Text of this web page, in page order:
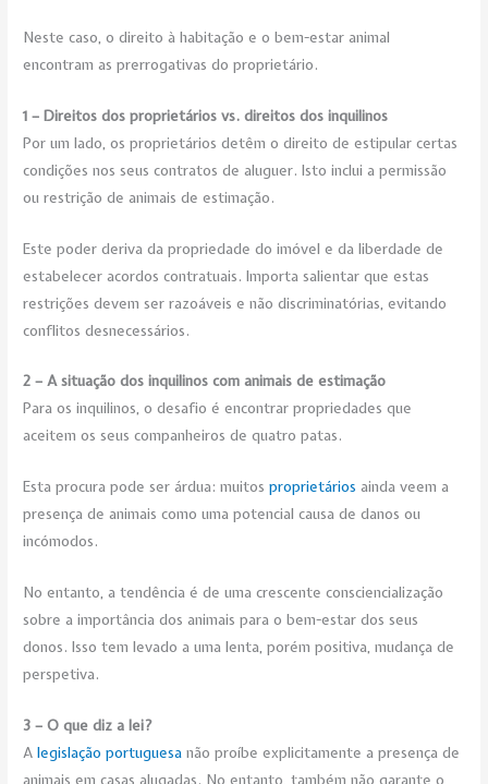
Neste caso, o direito à habitação e o bem-estar animal
encontram as prerrogativas do proprietário.
1 – Direitos dos proprietários vs. direitos dos inquilinos
Por um lado, os proprietários detêm o direito de estipular certas
condições nos seus contratos de aluguer. Isto inclui a permissão
ou restrição de animais de estimação.
Este poder deriva da propriedade do imóvel e da liberdade de
estabelecer acordos contratuais. Importa salientar que estas
restrições devem ser razoáveis e não discriminatórias, evitando
conflitos desnecessários.
2 – A situação dos inquilinos com animais de estimação
Para os inquilinos, o desafio é encontrar propriedades que
aceitem os seus companheiros de quatro patas.
Esta procura pode ser árdua: muitosproprietários ainda veem a
presença de animais como uma potencial causa de danos ou
incómodos.
No entanto, a tendência é de uma crescente consciencialização
sobre a importância dos animais para o bem-estar dos seus
donos. Isso tem levado a uma lenta, porém positiva, mudança de
perspetiva.
3 – O que diz a lei?
Alegislação portuguesa não proíbe explicitamente a presença de
animais em casas alugadas. No entanto, também não garante o